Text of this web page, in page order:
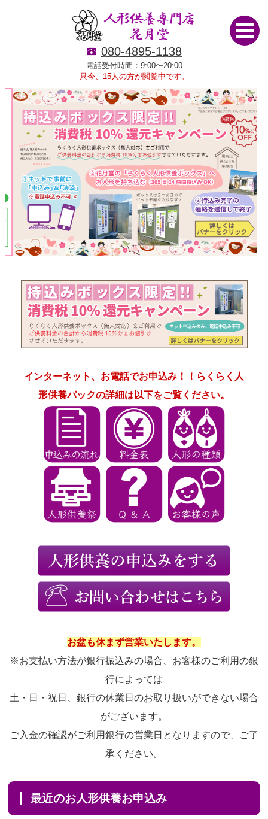
080-4895-1138
電話受付時間：9:00〜20:00
只今、15人の方が閲覧中です。
インターネット、お電話でお申込み！！らくらく人
形供養パックの詳細は以下をご覧ください。
お盆も休まず営業いたします。
※お支払い方法が銀行振込みの場合、お客様のご利用の銀
行によっては
土・日・祝日、銀行の休業日のお取り扱いができない場合
がございます。
ご入金の確認がご利用銀行の営業日となりますので、ご了
承ください。
最近のお人形供養お申込み